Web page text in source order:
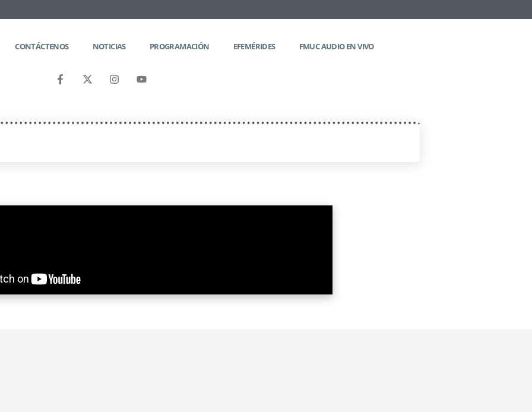
CONTÁCTENOS NOTICIAS PROGRAMACIÓN EFEMÉRIDES FMUC AUDIO EN VIVO